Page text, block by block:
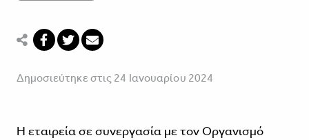
Δημοσιεύτηκε στις 24 Ιανουαρίου 2024
H εταιρεία σε συνεργασία με τον Οργανισμό